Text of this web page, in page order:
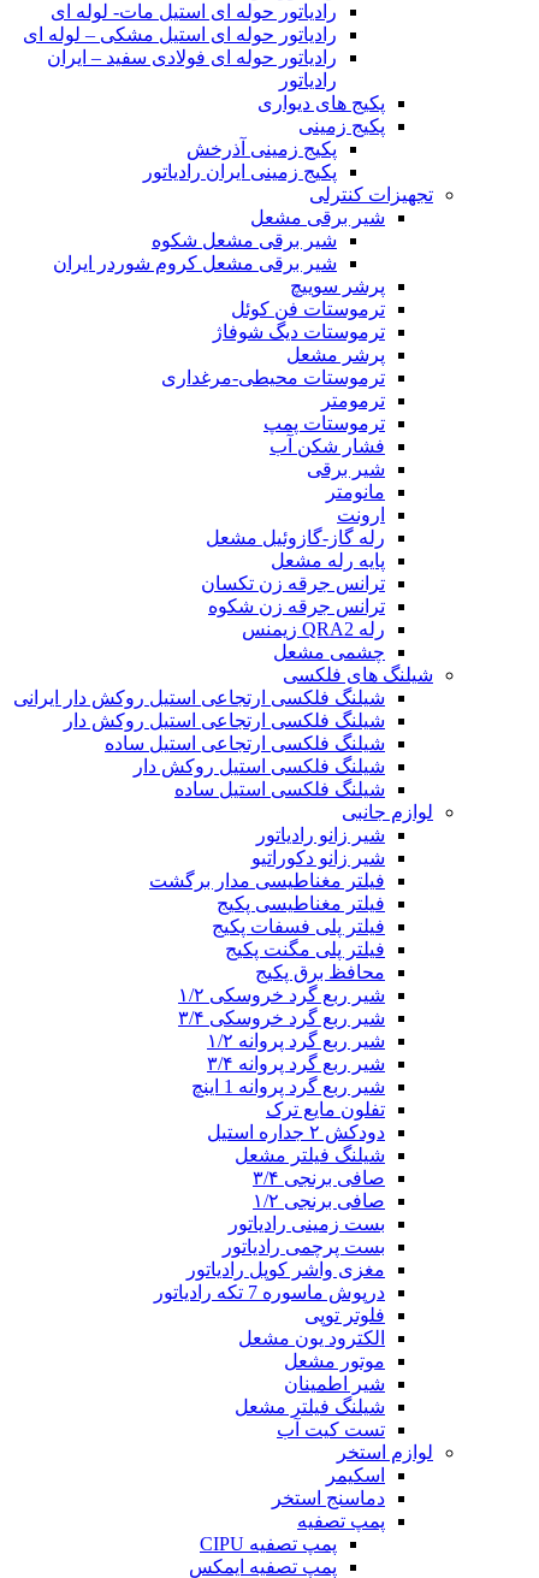
رادیاتور حوله ای استیل مات- لوله ای
رادیاتور حوله ای استیل مشکی – لوله ای
رادیاتور حوله ای فولادی سفید – ایران
رادیاتور
پکیج های دیواری
پکیج زمینی
پکیج زمینی آذرخش
پکیج زمینی ایران رادیاتور
تجهیزات کنترلی
شیر برقی مشعل
شیر برقی مشعل شکوه
شیر برقی مشعل کروم شوردر ایران
پرشر سوییچ
ترموستات فن کوئل
ترموستات دیگ شوفاژ
پرشر مشعل
ترموستات محیطی-مرغداری
ترمومتر
ترموستات پمپ
فشار شکن آب
شیر برقی
مانومتر
ارونت
رله گاز-گازوئیل مشعل
پایه رله مشعل
ترانس جرقه زن تکسان
ترانس جرقه زن شکوه
رله QRA2 زیمنس
چشمی مشعل
شیلنگ های فلکسی
شیلنگ فلکسی ارتجاعی استیل روکش دار ایرانی
شیلنگ فلکسی ارتجاعی استیل روکش دار
شیلنگ فلکسی ارتجاعی استیل ساده
شیلنگ فلکسی استیل روکش دار
شیلنگ فلکسی استیل ساده
لوازم جانبی
شیر زانو رادیاتور
شیر زانو دکوراتیو
فیلتر مغناطیسی مدار برگشت
فیلتر مغناطیسی پکیج
فیلتر پلی فسفات پکیج
فیلتر پلی مگنت پکیج
محافظ برق پکیج
شیر ربع گرد خروسکی ۱/۲
شیر ربع گرد خروسکی ۳/۴
شیر ربع گرد پروانه ۱/۲
شیر ربع گرد پروانه ۳/۴
شیر ربع گرد پروانه 1 اینچ
تفلون مایع ترک
دودکش ۲ جداره استیل
شیلنگ فیلتر مشعل
صافی برنجی ۳/۴
صافی برنجی ۱/۲
بست زمینی رادیاتور
بست پرچمی رادیاتور
مغزی واشر کوپل رادیاتور
درپوش ماسوره 7 تکه رادیاتور
فلوتر توپی
الکترود یون مشعل
موتور مشعل
شیر اطمینان
شیلنگ فیلتر مشعل
تست کیت آب
لوازم استخر
اسکیمر
دماسنج استخر
پمپ تصفیه
پمپ تصفیه CIPU
پمپ تصفیه ایمکس